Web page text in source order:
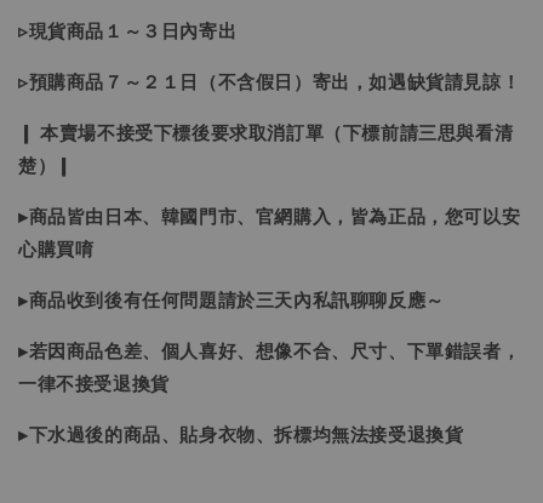
▹現貨商品１～３日內寄出
▹預購商品７～２１日（不含假日）寄出，如遇缺貨請見諒！
❙ 本賣場不接受下標後要求取消訂單（下標前請三思與看清
楚）❙
▸商品皆由日本、韓國門市、官網購入，皆為正品，您可以安
心購買唷
▸商品收到後有任何問題請於三天內私訊聊聊反應～
▸若因商品色差、個人喜好、想像不合、尺寸、下單錯誤者，
一律不接受退換貨
▸下水過後的商品、貼身衣物、拆標均無法接受退換貨